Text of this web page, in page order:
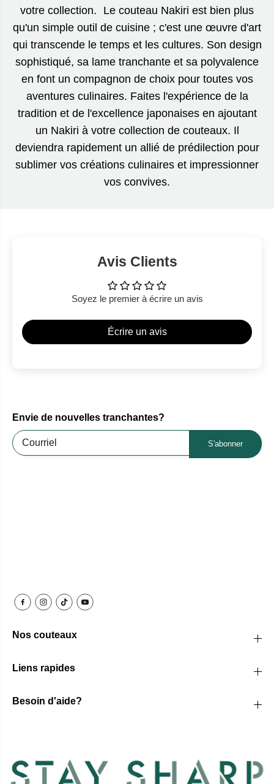
votre collection. Le couteau Nakiri est bien plus
qu'un simple outil de cuisine ; c'est une œuvre d'art
qui transcende le temps et les cultures. Son design
sophistiqué, sa lame tranchante et sa polyvalence
en font un compagnon de choix pour toutes vos
aventures culinaires. Faites l'expérience de la
tradition et de l'excellence japonaises en ajoutant
un Nakiri à votre collection de couteaux. Il
deviendra rapidement un allié de prédilection pour
sublimer vos créations culinaires et impressionner
vos convives.
Avis Clients
Soyez le premier à écrire un avis
Écrire un avis
Envie de nouvelles tranchantes?
S'abonner
Nos couteaux
Liens rapides
Besoin d'aide?